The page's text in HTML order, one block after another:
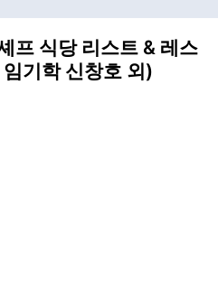
프 식당 리스트 & 레스
기학 신창호 외)